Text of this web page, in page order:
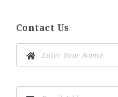
Contact Us